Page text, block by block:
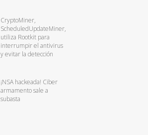
CryptoMiner,
ScheduledUpdateMiner,
utiliza Rootkit para
interrumpir el antivirus
y evitar la detección
¡NSA hackeada! Ciber
armamento sale a
subasta